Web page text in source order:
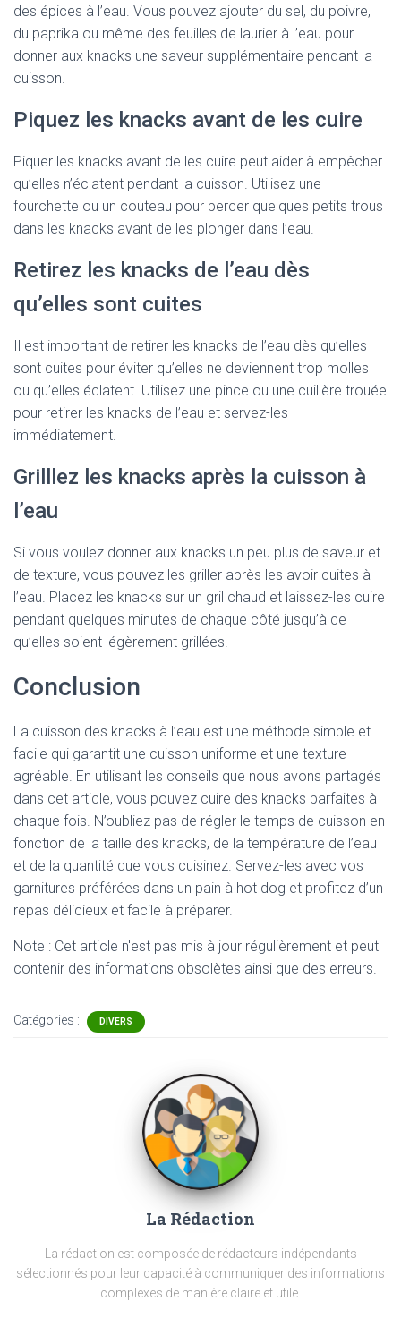
des épices à l’eau. Vous pouvez ajouter du sel, du poivre,
du paprika ou même des feuilles de laurier à l’eau pour
donner aux knacks une saveur supplémentaire pendant la
cuisson.
Piquez les knacks avant de les cuire
Piquer les knacks avant de les cuire peut aider à empêcher
qu’elles n’éclatent pendant la cuisson. Utilisez une
fourchette ou un couteau pour percer quelques petits trous
dans les knacks avant de les plonger dans l’eau.
Retirez les knacks de l’eau dès
qu’elles sont cuites
Il est important de retirer les knacks de l’eau dès qu’elles
sont cuites pour éviter qu’elles ne deviennent trop molles
ou qu’elles éclatent. Utilisez une pince ou une cuillère trouée
pour retirer les knacks de l’eau et servez-les
immédiatement.
Grilllez les knacks après la cuisson à
l’eau
Si vous voulez donner aux knacks un peu plus de saveur et
de texture, vous pouvez les griller après les avoir cuites à
l’eau. Placez les knacks sur un gril chaud et laissez-les cuire
pendant quelques minutes de chaque côté jusqu’à ce
qu’elles soient légèrement grillées.
Conclusion
La cuisson des knacks à l’eau est une méthode simple et
facile qui garantit une cuisson uniforme et une texture
agréable. En utilisant les conseils que nous avons partagés
dans cet article, vous pouvez cuire des knacks parfaites à
chaque fois. N’oubliez pas de régler le temps de cuisson en
fonction de la taille des knacks, de la température de l’eau
et de la quantité que vous cuisinez. Servez-les avec vos
garnitures préférées dans un pain à hot dog et profitez d’un
repas délicieux et facile à préparer.
Note : Cet article n'est pas mis à jour régulièrement et peut
contenir des informations obsolètes ainsi que des erreurs.
Catégories : DIVERS
La Rédaction
La rédaction est composée de rédacteurs indépendants
sélectionnés pour leur capacité à communiquer des informations
complexes de manière claire et utile.